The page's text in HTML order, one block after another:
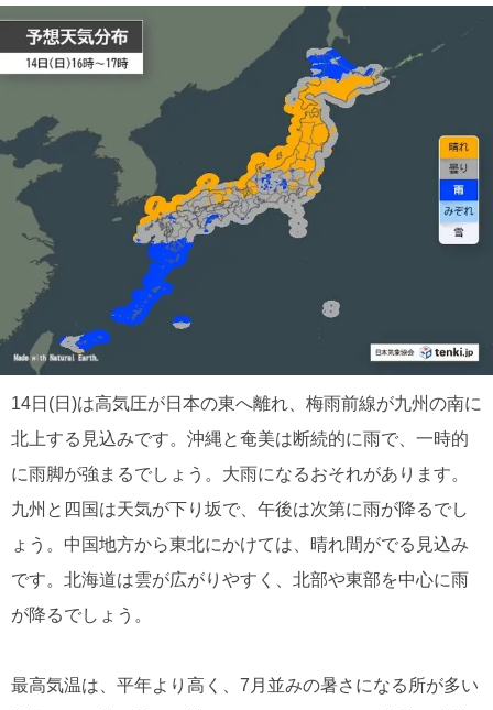
14日(日)は高気圧が日本の東へ離れ、梅雨前線が九州の南に
北上する見込みです。沖縄と奄美は断続的に雨で、一時的
に雨脚が強まるでしょう。大雨になるおそれがあります。
九州と四国は天気が下り坂で、午後は次第に雨が降るでし
ょう。中国地方から東北にかけては、晴れ間がでる見込み
です。北海道は雲が広がりやすく、北部や東部を中心に雨
が降るでしょう。
最高気温は、平年より高く、7月並みの暑さになる所が多い